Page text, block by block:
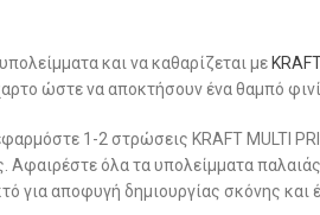
και να καθαρίζεται με
ώστε να αποκτήσουν ένα θαμπό
1-2 στρώσεις KRAFT MULTI
όλα τα υπολείμματα
για αποφυγή δημιουργίας σκόνης και